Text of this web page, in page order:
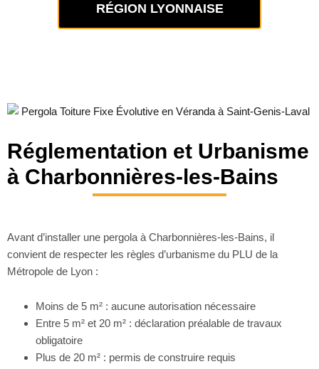
RÉGION LYONNAISE
Réglementation et Urbanisme
à Charbonnières-les-Bains
Avant d’installer une pergola à Charbonnières-les-Bains, il
convient de respecter les règles d’urbanisme du PLU de la
Métropole de Lyon :
Moins de 5 m² : aucune autorisation nécessaire
Entre 5 m² et 20 m² : déclaration préalable de travaux
obligatoire
Plus de 20 m² : permis de construire requis